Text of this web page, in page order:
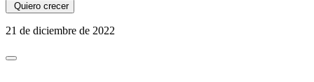
Quiero crecer
21 de diciembre de 2022